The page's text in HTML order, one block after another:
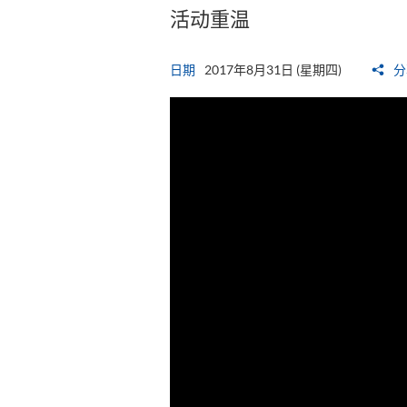
活动重温
日期 2017年8月31日 (星期四)